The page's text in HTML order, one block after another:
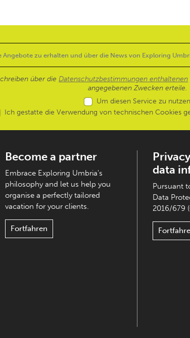
über die Datenschutzbestimmungen enthaltenen
angegebenen Zwecken erteile.
Um diesen Service zu nutzen
Ich gestatte die Verwendung von technischen Cookies
Become a partner
Embrace Exploring Umbria's
philosophy and let us help you
organise a perfectly tailored
vacation for your clients.
Fortfahren
data
Pursuant
Data
2016/679